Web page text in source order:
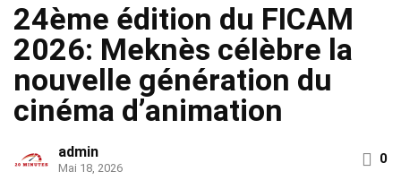
24ème édition du FICAM
2026: Meknès célèbre la
nouvelle génération du
cinéma d’animation
admin
Mai 18, 2026
0